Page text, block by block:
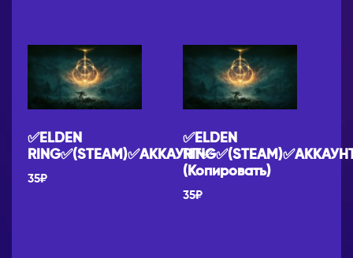
✅ELDEN
RING✅(STEAM)✅АККАУНТ✅
35₽
✅ELDEN
(Копировать)
35₽